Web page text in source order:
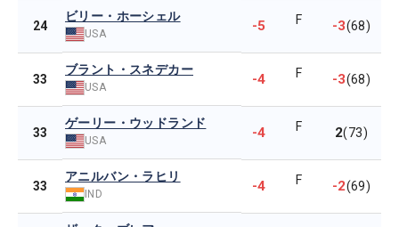
24
ビリー・ホーシェル
USA -5 F -3(68)
33
ブラント・スネデカー
USA -4 F -3(68)
33
ゲーリー・ウッドランド
USA -4 F 2(73)
33
アニルバン・ラヒリ
IND -4 F -2(69)